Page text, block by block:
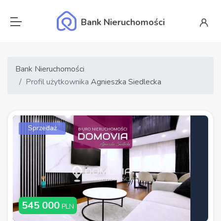
Bank Nieruchomości
Bank Nieruchomości
Profil użytkownika Agnieszka Siedlecka
Sprzedaż
545 000 PLN